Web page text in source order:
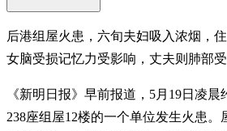
后港组屋火患，六旬夫妇吸入浓烟，
女脑受损记忆力受影响，丈夫则肺部
《新明日报》早前报道，5月19日凌
238座组屋12楼的一个单位发生火患。